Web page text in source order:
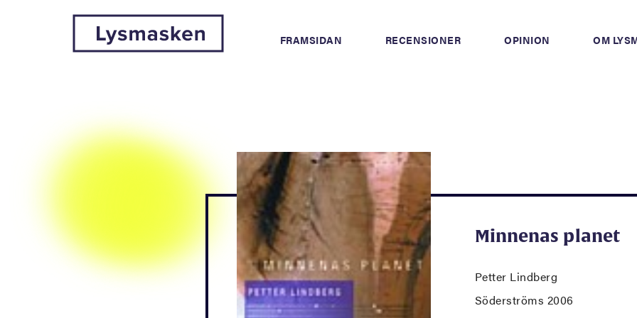
FRAMSIDAN RECENSIONER OPINION OM
Minnenas planet
Petter Lindberg
Söderströms 2006